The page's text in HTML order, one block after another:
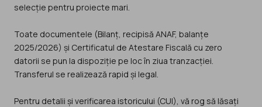
selecție pentru proiecte mari.
Toate documentele (Bilanț, recipisă ANAF, balanțe
2025/2026) și Certificatul de Atestare Fiscală cu zero
datorii se pun la dispoziție pe loc în ziua tranzacției.
Transferul se realizează rapid și legal.
Pentru detalii și verificarea istoricului (CUI), vă rog să lăsați